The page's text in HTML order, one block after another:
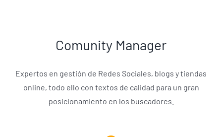
Comunity Manager
Expertos en gestión de Redes Sociales, blogs y tiendas
online, todo ello con textos de calidad para un gran
posicionamiento en los buscadores.